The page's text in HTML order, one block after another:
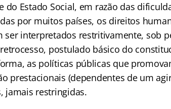
do Estado Social, em razão das
por muitos países, os direitos
ser interpretados restritivamente, sob
postulado básico do
as políticas públicas que
prestacionais (dependentes de um
jamais restringidas.